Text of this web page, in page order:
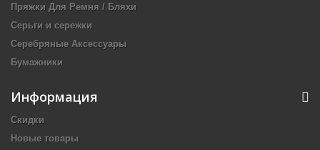
Пряжки Для Ремня / Бляхи
Серьги и сережки
Серебряные Аксессуары
Бумажники
Информация
Скидки
Новые товары